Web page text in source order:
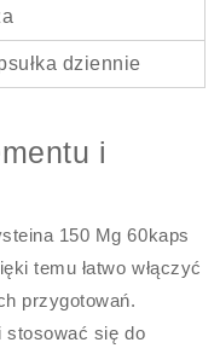
dziennie
i
150 Mg 60kaps
temu łatwo włączyć
przygotowań.
stosować się do